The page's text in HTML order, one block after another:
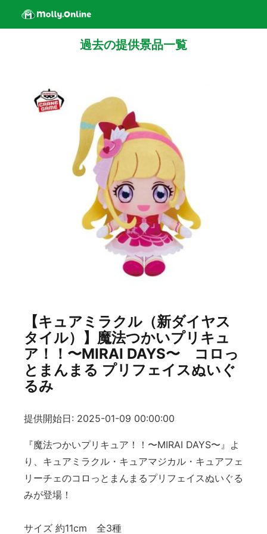
過去の提供景品一覧
【キュアミラクル（新ダイヤス
タイル）】魔法つかいプリキュ
ア！！〜MIRAI DAYS〜 コロっ
とまんまる プリフェイスぬいぐ
るみ
提供開始日: 2025-01-09 00:00:00
『魔法つかいプリキュア！！〜MIRAI DAYS〜』よ
り、キュアミラクル・キュアマジカル・キュアフェ
リーチェのコロっとまんまるプリフェイスぬいぐる
みが登場！
サイズ 約11cm 全3種